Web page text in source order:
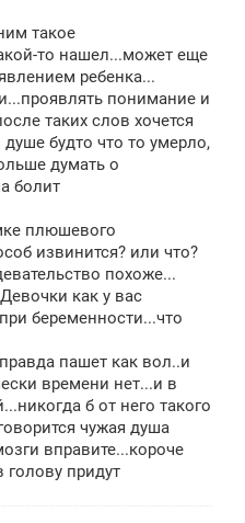
такое
то нашел...может еще
ребенка...
понимание и
таких слов хочется
будто что то умерло,
думать о
болит
плюшевого
извинится? или что?
похоже...
как у вас
беременности...что
пашет как вол..и
времени нет...и в
б от него такого
чужая душа
вправите...короче
придут